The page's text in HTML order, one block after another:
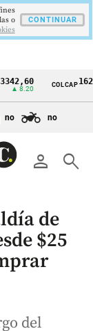
COLCAP
no no
person search
de
$25
del
o
CONTINUAR